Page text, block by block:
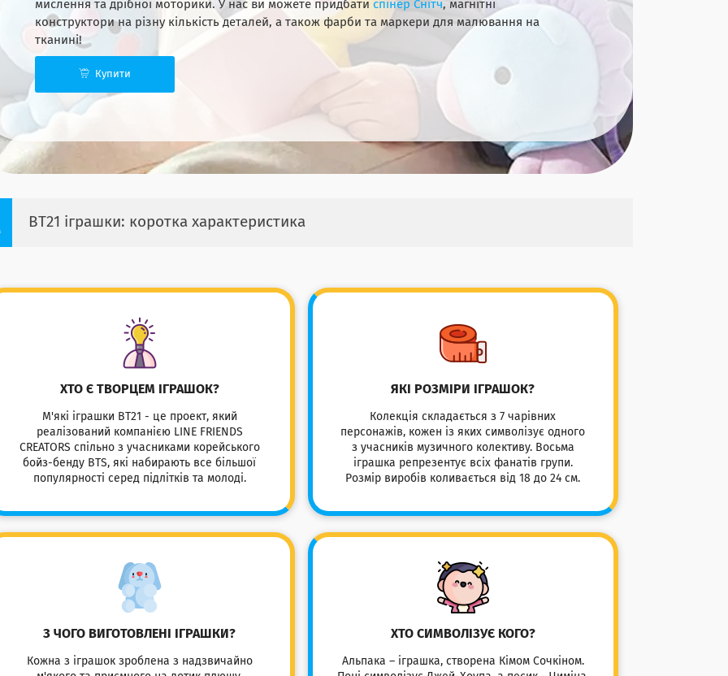
мислення та дрібної моторики. У нас ви можете придбати спінер Снітч, магнітні
конструктори на різну кількість деталей, а також фарби та маркери для малювання на
тканині!
Купити
BT21 іграшки: коротка характеристика
ХТО Є ТВОРЦЕМ ІГРАШОК?
М'які іграшки BT21 - це проект, який
реалізований компанією LINE FRIENDS
CREATORS спільно з учасниками корейського
бойз-бенду BTS, які набирають все більшої
популярності серед підлітків та молоді.
ЯКІ РОЗМІРИ ІГРАШОК?
Колекція складається з 7 чарівних
персонажів, кожен із яких символізує одного
з учасників музичного колективу. Восьма
іграшка репрезентує всіх фанатів групи.
Розмір виробів коливається від 18 до 24 см.
З ЧОГО ВИГОТОВЛЕНІ ІГРАШКИ?
Кожна з іграшок зроблена з надзвичайно
ХТО СИМВОЛІЗУЄ КОГО?
Альпака – іграшка, створена Кімом Сочкіном.